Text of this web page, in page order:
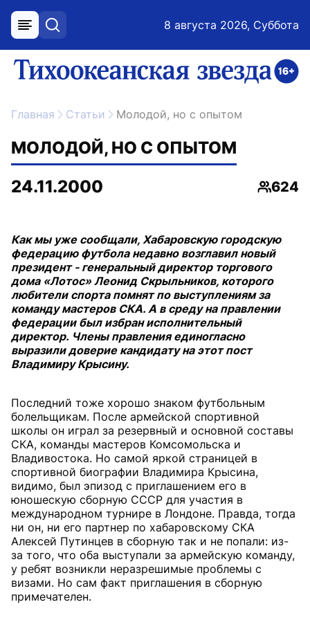
меню поиск 8 августа 2026, Суббота
ссылка на главную
Главная Статьи Молодой, но с опытом
МОЛОДОЙ, НО С ОПЫТОМ
24.11.2000
624
Как мы уже сообщали, Хабаровскую городскую
федерацию футбола недавно возглавил новый
президент - генеральный директор торгового
дома «Лотос» Леонид Скрыльников, которого
любители спорта помнят по выступлениям за
команду мастеров СКА. А в среду на правлении
федерации был избран исполнительный
директор. Члены правления единогласно
выразили доверие кандидату на этот пост
Владимиру Крысину.
Последний тоже хорошо знаком футбольным
болельщикам. После армейской спортивной
школы он играл за резервный и основной составы
СКА, команды мастеров Комсомольска и
Владивостока. Но самой яркой страницей в
спортивной биографии Владимира Крысина,
видимо, был эпизод с приглашением его в
юношескую сборную СССР для участия в
международном турнире в Лондоне. Правда, тогда
ни он, ни его партнер по хабаровскому СКА
Алексей Путинцев в сборную так и не попали: из-
за того, что оба выступали за армейскую команду,
у ребят возникли неразрешимые проблемы с
визами. Но сам факт приглашения в сборную
примечателен.